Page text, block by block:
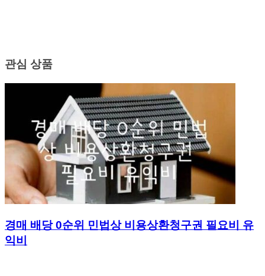
관심 상품
경매 배당 0순위 민법상 비용상환청구권 필요비 유
익비